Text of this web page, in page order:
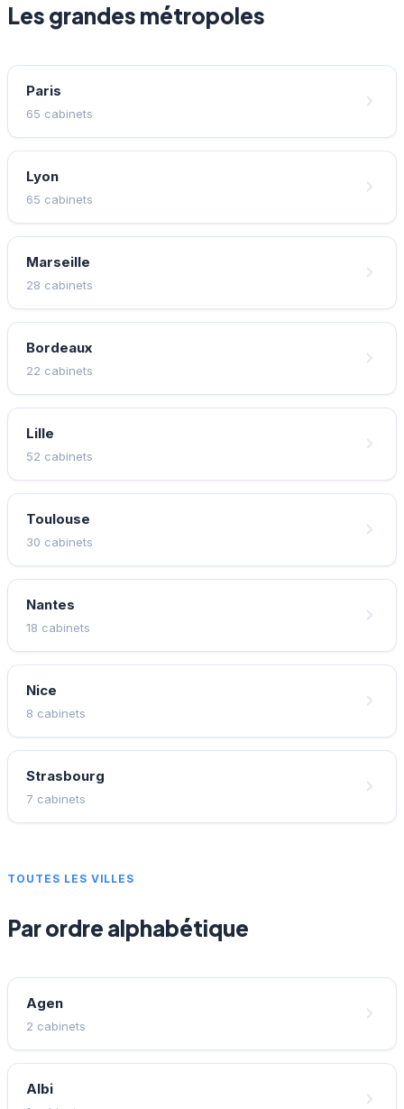
Les grandes métropoles
Paris
65 cabinets
Lyon
65 cabinets
Marseille
28 cabinets
Bordeaux
22 cabinets
Lille
52 cabinets
Toulouse
30 cabinets
Nantes
18 cabinets
Nice
8 cabinets
Strasbourg
7 cabinets
TOUTES LES VILLES
Par ordre alphabétique
Agen
2 cabinets
Albi